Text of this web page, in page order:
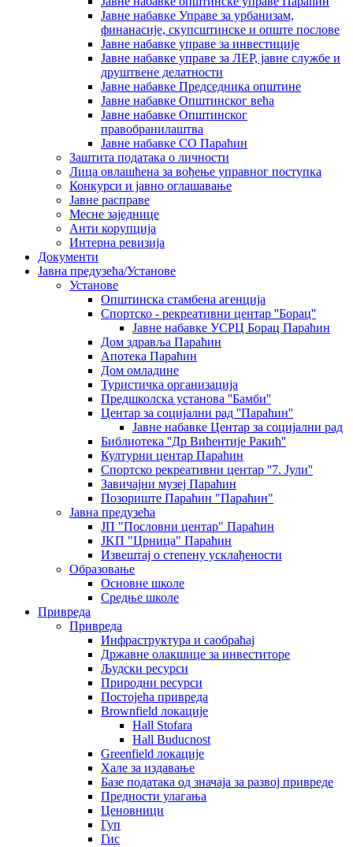
Јавне набавке Управе за урбанизам,
финанасије, скупсштинске и опште послове
Јавне набавке управе за инвестиције
Јавне набавке управе за ЛЕР, јавне службе и
друштвене делатности
Јавне набавке Председника општине
Јавне набавке Општинског већа
Јавне набавке Општинског
правобранилаштва
Јавне набавке СО Параћин
Заштита података о личности
Лица овлашћена за вођење управног поступка
Конкурси и јавно оглашавање
Јавне расправе
Месне заједнице
Анти корупција
Интерна ревизија
Документи
Јавна предузећа/Установе
Установе
Општинскa стамбенa агенцијa
Спортско - рекреативни центар ''Борац''
Јавне набавке УСРЦ Борац Параћин
Дом здравља Параћин
Апотека Параћин
Дом омладине
Туристичка организација
Предшколска установа ''Бамби''
Центар за социјални рад ''Параћин''
Јавне набавке Центар за социјални рад
Библиотека ''Др Вићентије Ракић''
Културни центар Параћин
Спортско рекреативни центар ''7. Јули''
Завичајни музеј Параћин
Позориште Параћин "Параћин"
Јавна предузећа
ЈП "Пословни центар" Параћин
ЈKП "Црница" Параћин
Извештај о степену усклађености
Образовање
Основне школе
Средње школе
Привреда
Привреда
Инфраструктура и саобраћај
Државне олакшице за инвеститоре
Људски ресурси
Природни ресурси
Постојећа привреда
Brownfield локације
Hall Stofara
Hall Buducnost
Greenfield локације
Хале за издавање
Базе података од значаја за развој привреде
Предности улагања
Ценовници
Гуп
Гис